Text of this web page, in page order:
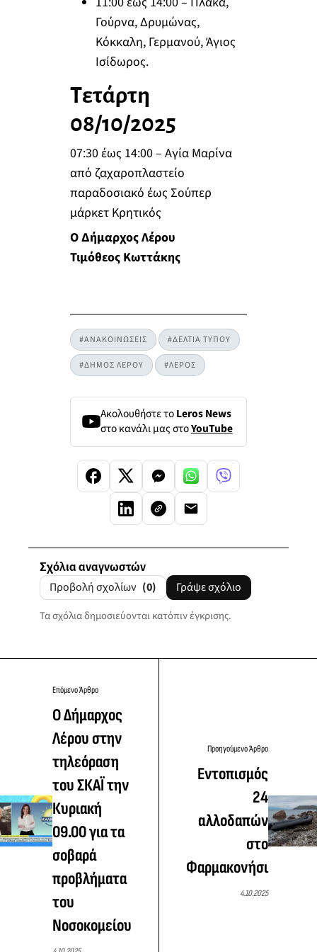
Γούρνα, Δρυμώνας,
Κόκκαλη, Γερμανού, Άγιος
Ισίδωρος.
Τετάρτη
08/10/2025
07:30 έως 14:00 – Αγία Μαρίνα
από ζαχαροπλαστείο
παραδοσιακό έως Σούπερ
μάρκετ Κρητικός
Ο Δήμαρχος Λέρου
Τιμόθεος Κωττάκης
#ΑΝΑΚΟΙΝΩΣΕΙΣ #ΔΕΛΤΙΑ ΤΥΠΟΥ
#ΔΗΜΟΣ ΛΕΡΟΥ #ΛΕΡΟΣ
Ακολουθήστε τοLeros News
στο κανάλι μας στοYouTube
Σχόλια αναγνωστών
Προβολή σχολίων (0) Γράψε σχόλιο
Τα σχόλια δημοσιεύονται κατόπιν έγκρισης.
Επόμενο Άρθρο
Ο Δήμαρχος
Λέρου στην
τηλεόραση
του ΣΚΑΪ την
Κυριακή
09.00 για τα
σοβαρά
προβλήματα
του
Νοσοκομείου
Προηγούμενο Άρθρο
Εντοπισμός
24
αλλοδαπών
στο
Φαρμακονήσι
4.10.2025